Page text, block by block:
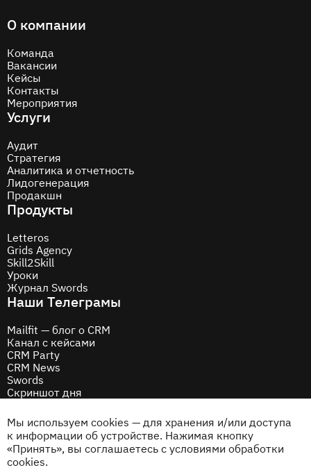
О компании
Команда
Вакансии
Кейсы
Контакты
Мероприятия
Услуги
Аудит
Стратегия
Аналитика и отчетность
Лидогенерация
Продакшн
Продукты
Letteros
Grids Agency
Skill2Skill
Уроки
Журнал Swords
Наши Телеграмы
Mailfit — блог о CRM
Канал с кейсами
CRM Party
CRM News
Swords
Скриншот дня
Behance
Dribbble
Дзен
Мы используем cookies — для хранения и/или доступа
к информации об устройстве. Нажимая кнопку
«Принять», вы соглашаетесь с условиями обработки
cookies.